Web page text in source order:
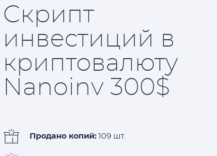
Скрипт
инвестиций в
криптовалюту
Nanoinv 300$
Продано копий: 109 шт.